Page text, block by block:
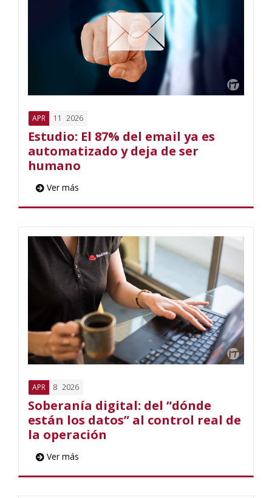
APR 11 2026
Estudio: El 87% del email ya es
automatizado y deja de ser
humano
Ver más
APR 8 2026
Soberanía digital: del “dónde
están los datos” al control real de
la operación
Ver más